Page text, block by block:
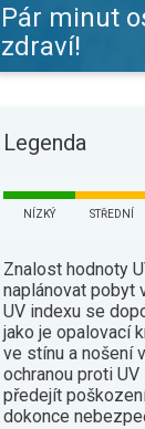
Pár minut
zdraví!
Legenda
NÍZKÝ STŘEDNÍ
Znalost hodnoty
naplánovat pobyt
UV indexu se
jako je opalovací
ve stínu a nošení
ochranou proti
předejít
dokonce